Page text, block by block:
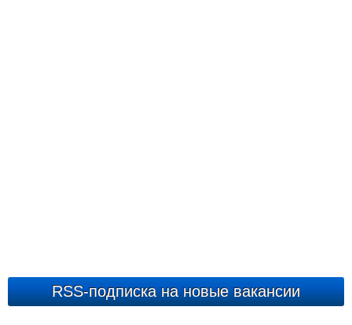
RSS-подписка на новые вакансии